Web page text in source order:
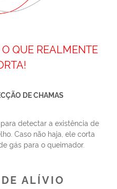
O QUE REALMENTE
DE CHAMAS
detectar a existência de
Caso não haja, ele corta
gás para o queimador.
DE ALÍVIO